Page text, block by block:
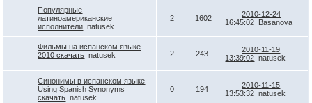
Популярные
латиноамериканские
исполнители natusek
2 1602
2010-12-24
16:45:02
Basanova
Фильмы на испанском языке
2010 скачать natusek 2 243
2010-11-19
13:39:02 natusek
Синонимы в испанском языке
Using Spanish Synonyms
скачать natusek
0 194
2010-11-15
13:53:32 natusek